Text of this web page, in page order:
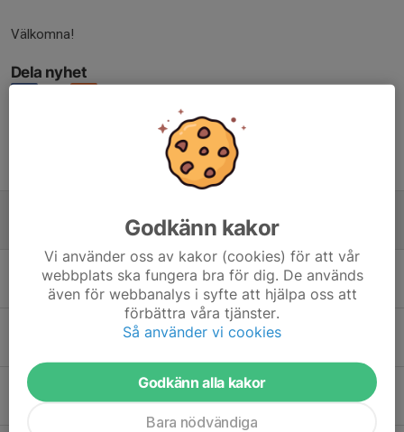
Välkomna!
Dela nyhet
27 jul, 20:18 0
Glad Sommar!
11 jul, 21:41 0
KM + avslutning
Välkomna till årets upplaga av Sandaredspokalen!
17 mar, 08:00 0
Godkänn kakor
Vi använder oss av kakor (cookies) för att vår
webbplats ska fungera bra för dig. De används
även för webbanalys i syfte att hjälpa oss att
förbättra våra tjänster.
Så använder vi cookies
Godkänn alla kakor
Bara nödvändiga